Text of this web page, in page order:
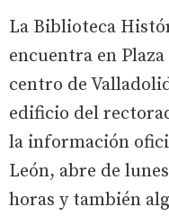
La Biblioteca
encuentra en
centro de
edificio del
la información
León, abre de
horas y también